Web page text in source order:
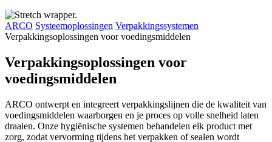
ARCO Systeemoplossingen Verpakkingssystemen
Verpakkingsoplossingen voor voedingsmiddelen
Verpakkingsoplossingen voor
voedingsmiddelen
ARCO ontwerpt en integreert verpakkingslijnen die de kwaliteit van
voedingsmiddelen waarborgen en je proces op volle snelheid laten
draaien. Onze hygiënische systemen behandelen elk product met
zorg, zodat vervorming tijdens het verpakken of sealen wordt